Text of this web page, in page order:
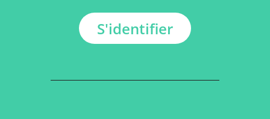
S'identifier